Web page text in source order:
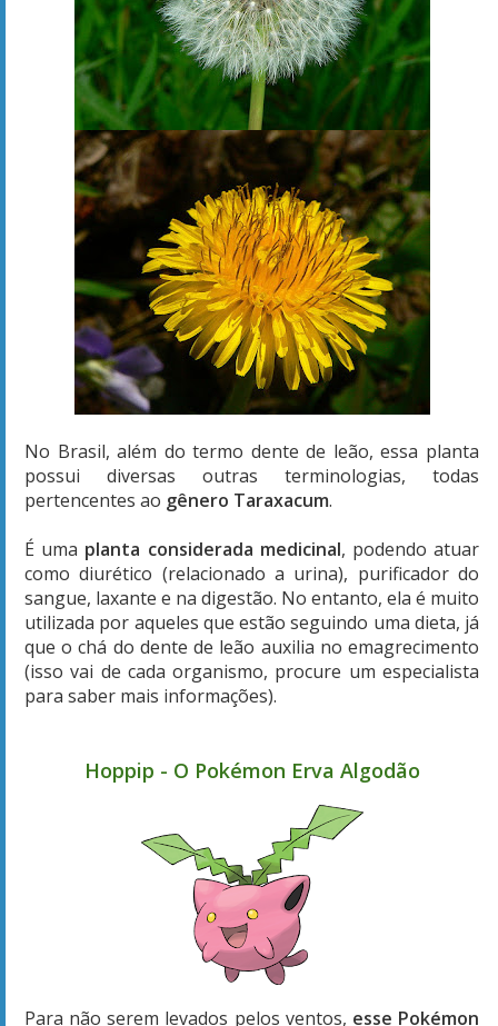
No Brasil, além do termo dente de leão, essa planta
possui diversas outras terminologias, todas
pertencentes ao gênero Taraxacum.
É uma planta considerada medicinal, podendo atuar
como diurético (relacionado a urina), purificador do
sangue, laxante e na digestão. No entanto, ela é muito
utilizada por aqueles que estão seguindo uma dieta, já
que o chá do dente de leão auxilia no emagrecimento
(isso vai de cada organismo, procure um especialista
para saber mais informações).
Hoppip - O Pokémon Erva Algodão
Para não serem levados pelos ventos, esse Pokémon